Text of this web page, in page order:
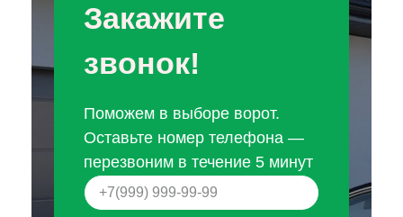
Закажите
звонок!
Поможем в выборе ворот.
Оставьте номер телефона —
перезвоним в течение 5 минут